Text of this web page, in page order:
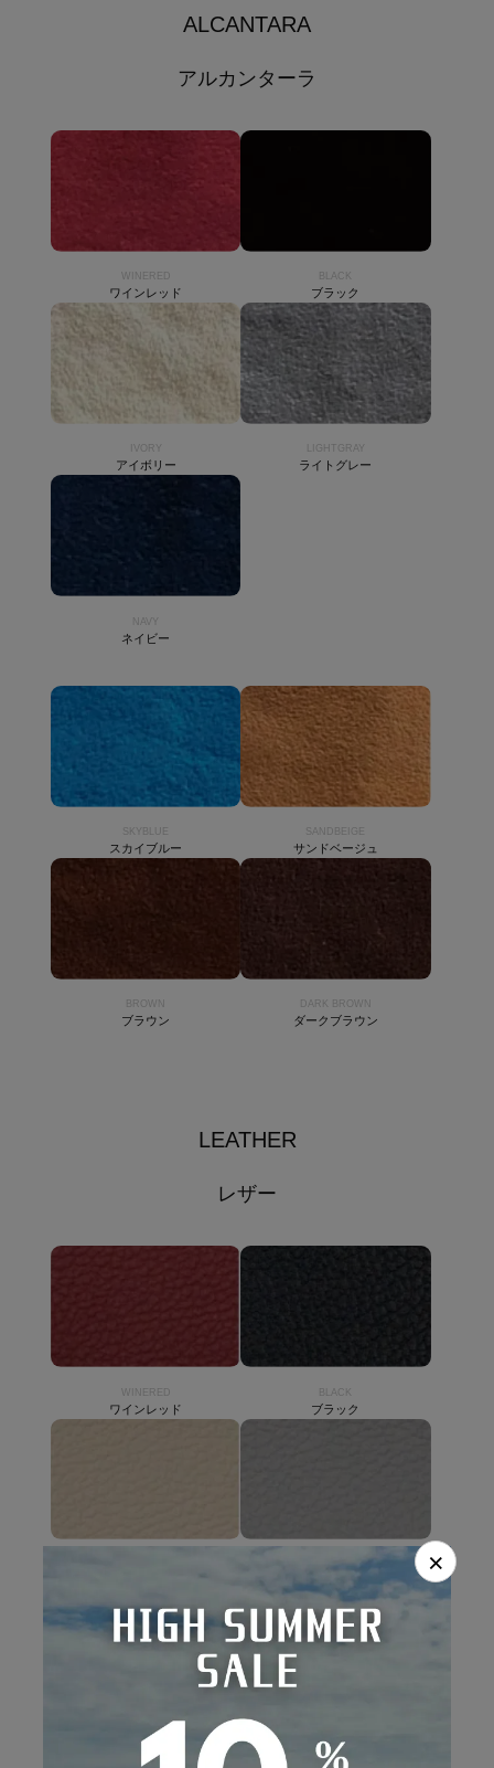
ALCANTARA
アルカンターラ
WINERED
ワインレッド
BLACK
ブラック
IVORY
アイボリー
LIGHTGRAY
ライトグレー
NAVY
ネイビー
SKYBLUE
スカイブルー
SANDBEIGE
サンドベージュ
BROWN
ブラウン
DARK BROWN
ダークブラウン
LEATHER
レザー
WINERED
ワインレッド
BLACK
ブラック
GRAY
グレー
LIGHTGRAY
ライトグレー
×